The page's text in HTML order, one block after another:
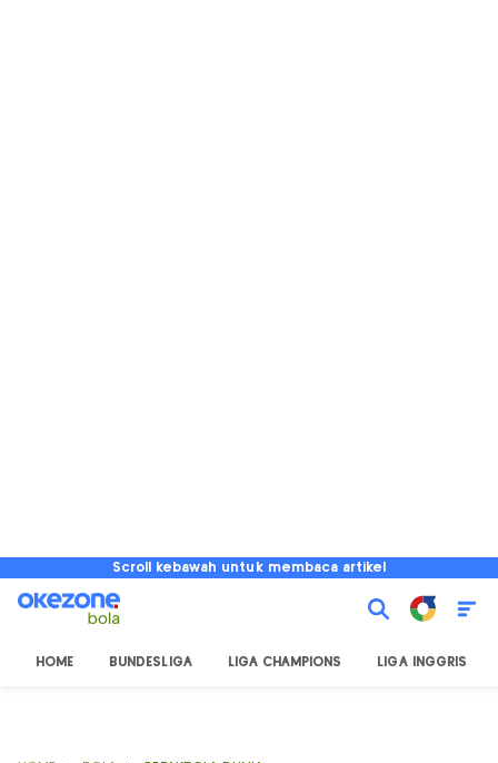
Scroll kebawah untuk membaca artikel
HOME BUNDESLIGA LIGA CHAMPIONS LIGA INGGRIS